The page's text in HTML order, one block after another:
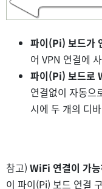
파이(Pi) 보드가
어 VPN 연결에
파이(Pi) 보드로
연결없이 자동으
시에 두 개의 디
참고) WiFi 연결이 가
이 파이(Pi) 보드 연결